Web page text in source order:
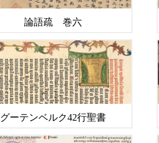
論語疏 巻六
グーテンベルク42行聖書